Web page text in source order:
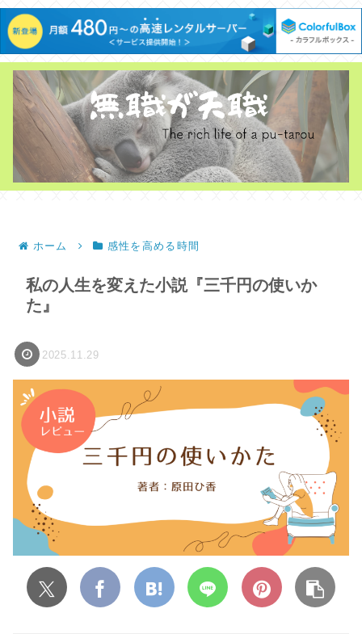
ホーム 感性を高める時間
私の人生を変えた小説『三千円の使いか
た』
2025.11.29